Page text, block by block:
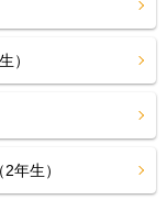
）
年生）